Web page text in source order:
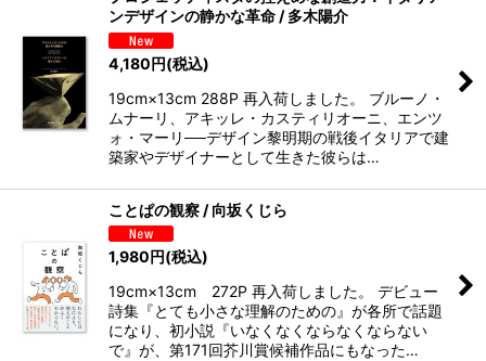
ンデザインの静かな革命 / 多木陽介
4,180円(税込)
19cm×13cm 288P 再入荷しました。 ブルーノ・
ムナーリ、アキッレ・カスティリオーニ、エンツ
ォ・マーリ──デザイン黎明期の戦後イタリアで建
築家やデザイナーとして生きた彼らは…
ことぱの観察 / 向坂くじら
1,980円(税込)
19cm×13cm 272P 再入荷しました。 デビュー
詩集『とても小さな理解のための』が各所で話題
になり、初小説『いなくなくならなくならない
で』が、第171回芥川賞候補作品にもなった…